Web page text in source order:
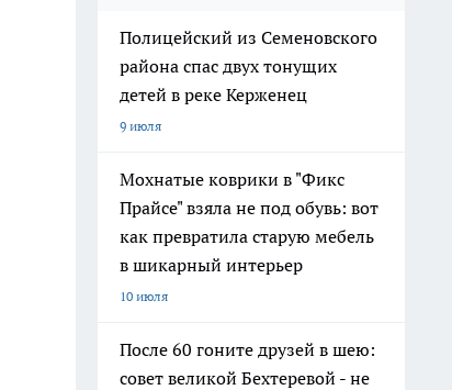
Полицейский из Семеновского
района спас двух тонущих
детей в реке Керженец
9 июля
Мохнатые коврики в "Фикс
Прайсе" взяла не под обувь: вот
как превратила старую мебель
в шикарный интерьер
10 июля
После 60 гоните друзей в шею:
совет великой Бехтеревой - не